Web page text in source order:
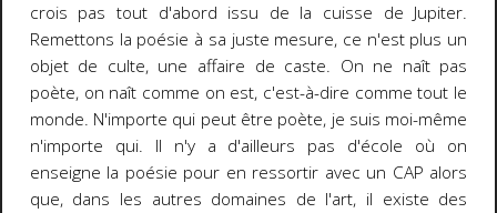
crois pas tout d'abord issu de la cuisse de Jupiter.
Remettons la poésie à sa juste mesure, ce n'est plus un
objet de culte, une affaire de caste. On ne naît pas
poète, on naît comme on est, c'est-à-dire comme tout le
monde. N'importe qui peut être poète, je suis moi-même
n'importe qui. Il n'y a d'ailleurs pas d'école où on
enseigne la poésie pour en ressortir avec un CAP alors
que, dans les autres domaines de l'art, il existe des